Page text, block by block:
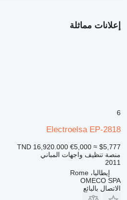
إعلانات مماثلة
6
Electroelsa EP-2818
TND 16,920.000 €5,000 ≈ $5,777
منصة تنظيف واجهات المباني
2011
إيطاليا، Rome
OMECO SPA
الاتصال بالبائع